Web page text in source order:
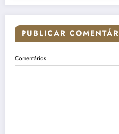
PUBLICAR
Comentários